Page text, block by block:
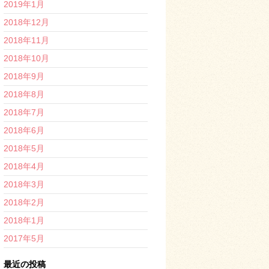
2019年1月
2018年12月
2018年11月
2018年10月
2018年9月
2018年8月
2018年7月
2018年6月
2018年5月
2018年4月
2018年3月
2018年2月
2018年1月
2017年5月
最近の投稿